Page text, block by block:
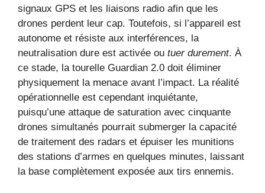
signaux GPS et les liaisons radio afin que les
drones perdent leur cap. Toutefois, si l’appareil est
autonome et résiste aux interférences, la
neutralisation dure est activée ou tuer durement. À
ce stade, la tourelle Guardian 2.0 doit éliminer
physiquement la menace avant l’impact. La réalité
opérationnelle est cependant inquiétante,
puisqu’une attaque de saturation avec cinquante
drones simultanés pourrait submerger la capacité
de traitement des radars et épuiser les munitions
des stations d’armes en quelques minutes, laissant
la base complètement exposée aux tirs ennemis.